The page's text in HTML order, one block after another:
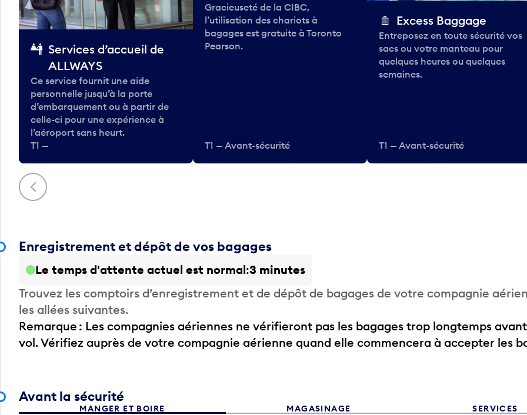
Précédent
Services d’accueil de
ALLWAYS
Ce service fournit une aide
personnelle jusqu’à la porte
d’embarquement ou à partir de
celle-ci pour une expérience à
l’aéroport sans heurt.
T1 —
Gracieuseté de la CIBC,
l’utilisation des chariots à
bagages est gratuite à Toronto
Pearson.
T1 — Avant-sécurité
Excess Baggage
Entreposez en toute sécurité vos
sacs ou votre manteau pour
quelques heures ou quelques
semaines.
T1 — Avant-sécurité
Enregistrement et dépôt de vos bagages
Le temps d'attente actuel est normal 3 minutes
Trouvez les comptoirs d’enregistrement et de dépôt de bagages de votre compagnie
les allées suivantes.
Remarque : Les compagnies aériennes ne vérifieront pas les bagages trop longtemps
vol. Vérifiez auprès de votre compagnie aérienne quand elle commencera à accepter les
Avant la sécurité
MANGER ET BOIRE MAGASINAGE SERVICES